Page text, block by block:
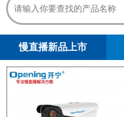
慢直播新品上市